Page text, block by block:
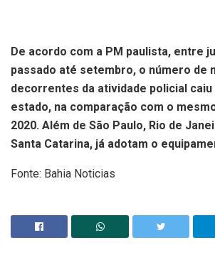
De acordo com a PM paulista, entre
passado até setembro, o número de
decorrentes da atividade policial caiu
estado, na comparação com o
2020. Além de São Paulo, Rio de
Santa Catarina, já adotam o
Fonte: Bahia Noticias